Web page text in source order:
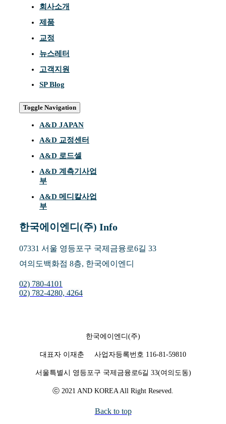
회사소개
제품
교정
뉴스레터
고객지원
SP Blog
Toggle Navigation
A&D JAPAN
A&D 교정센터
A&D 로드셀
A&D 계측기사업
부
A&D 메디칼사업
부
한국에이엔디(주) Info
07331 서울 영등포구 국제금융로6길 33
여의도백화점 8층, 한국에이엔디
02) 780-4101
02) 782-4280, 4264
한국에이엔디(주)
대표자 이재춘 사업자등록번호 116-81-59810
서울특별시 영등포구 국제금융로6길 33(여의도동)
ⓒ 2021 AND KOREA All Right Reseved.
Back to top